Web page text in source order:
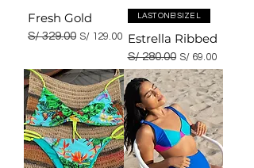
Fresh Gold
Precio
S/ 329.00 Precio de oferta
S/ 129.00
LAST ONE! SIZE L
Estrella Ribbed
Precio
S/ 280.00 Precio de oferta
S/ 69.00